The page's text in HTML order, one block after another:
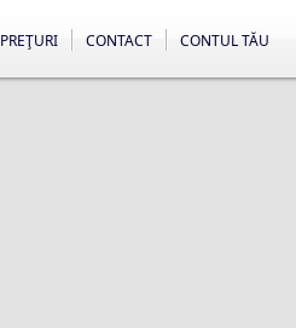
CONTUL TĂU
CONTACT
PREŢURI